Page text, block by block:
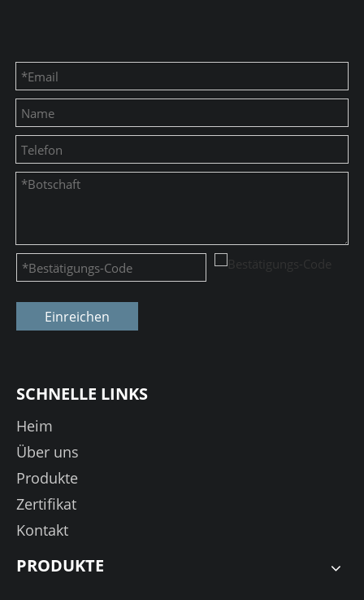
Einreichen
SCHNELLE LINKS
Heim
Über uns
Produkte
Zertifikat
Kontakt
PRODUKTE